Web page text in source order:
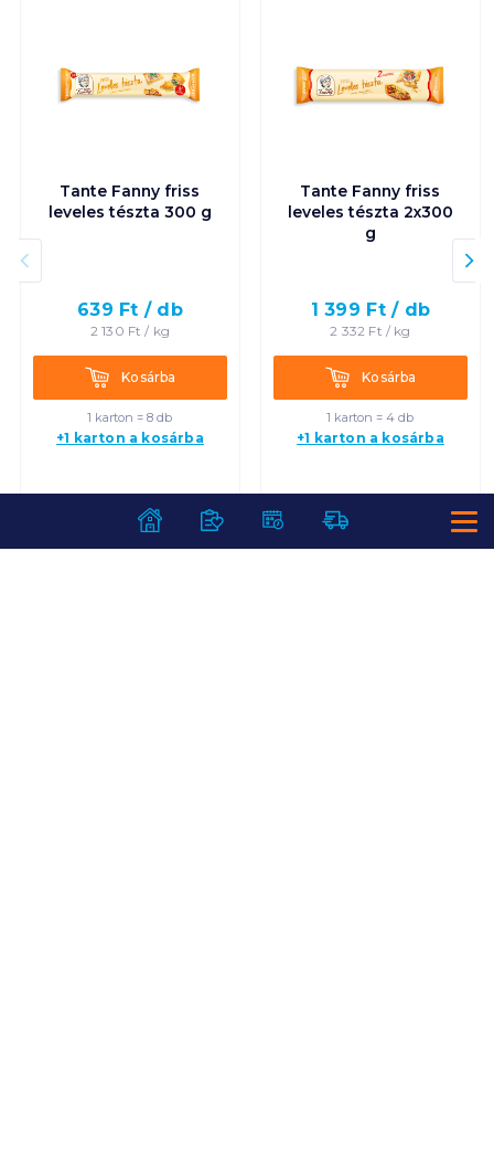
Tante Fanny friss
leveles tészta 300 g
639 Ft / db
2 130 Ft / kg
KosárbaKosárba
1 karton = 8 db
+1 karton a kosárba
Tante Fanny friss
leveles tészta 2x300
g
1 399 Ft / db
2 332 Ft / kg
KosárbaKosárba
1 karton = 4 db
+1 karton a kosárba